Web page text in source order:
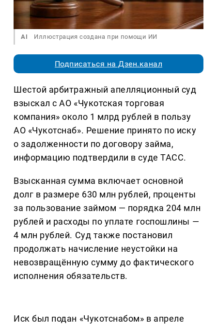
AI Иллюстрация создана при помощи ИИ
Подписаться на Дзен.канал
Шестой арбитражный апелляционный суд
взыскал с АО «Чукотская торговая
компания» около 1 млрд рублей в пользу
АО «Чукотснаб». Решение принято по иску
о задолженности по договору займа,
информацию подтвердили в суде ТАСС.
Взысканная сумма включает основной
долг в размере 630 млн рублей, проценты
за пользование займом — порядка 204 млн
рублей и расходы по уплате госпошлины —
4 млн рублей. Суд также постановил
продолжать начисление неустойки на
невозвращённую сумму до фактического
исполнения обязательств.
Иск был подан «Чукотснабом» в апреле